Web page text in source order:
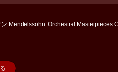
Mendelssohn: Orchestral Masterpieces C